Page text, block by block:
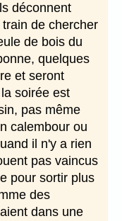
déconnent
de chercher
de bois du
quelques
et seront
soirée est
pas même
calembour ou
il n'y a rien
pas vaincus
pour sortir plus
des
dans une